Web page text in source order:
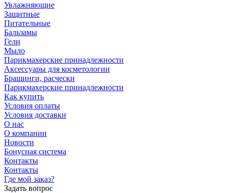
Увлажняющие
Защитные
Питательные
Бальзамы
Гели
Мыло
Парикмахерские принадлежности
Аксессуары для косметологии
Брашинги, расчески
Парикмахерские принадлежности
Как купить
Условия оплаты
Условия доставки
О нас
О компании
Новости
Бонусная система
Контакты
Контакты
Где мой заказ?
Задать вопрос